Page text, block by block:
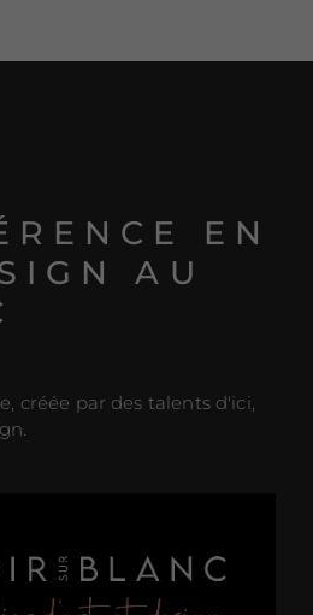
EN
AU
créée par des talents d'ici,